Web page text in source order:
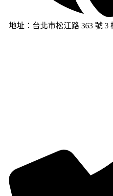
地址：台北市松江路 363 號 3